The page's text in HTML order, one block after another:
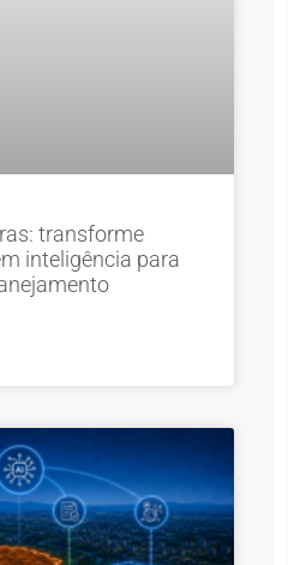
transforme
inteligência para